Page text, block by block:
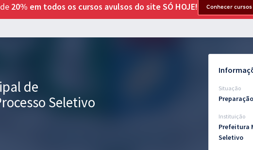
20% em todos os cursos avulsos do site SÓ HOJE! Conhecer cursos
de
Seletivo
Situação
Instituição
Prefeitura
Seletivo